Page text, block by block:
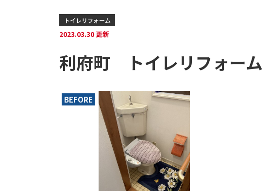
トイレリフォーム
2023.03.30 更新
利府町 トイレリフォーム
BEFORE